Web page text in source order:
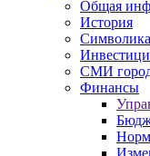
Общая
История
Символика
СМИ
Финансы